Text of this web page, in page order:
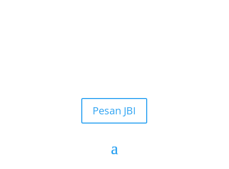
Pesan JBI